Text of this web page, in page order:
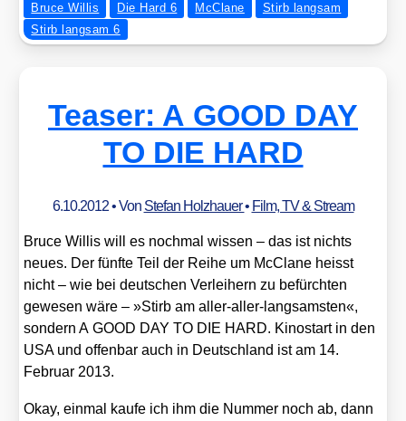
Bruce Willis Die Hard 6 McClane
Stirb langsam
Stirb langsam 6
Teaser: A GOOD DAY
TO DIE HARD
6.10.2012• Von Stefan Holzhauer• Film, TV & Stream
Bruce Wil­lis will es noch­mal wis­sen – das ist nichts
neu­es. Der fünf­te Teil der Rei­he um McCla­ne heisst
nicht – wie bei deut­schen Ver­lei­hern zu befürch­ten
gewe­sen wäre – »Stirb am aller-aller-lang­sams­ten«,
son­dern A GOOD DAY TO DIE HARD. Kino­start in den
USA und offen­bar auch in Deutsch­land ist am 14.
Febru­ar 2013.
Okay, ein­mal kau­fe ich ihm die Num­mer noch ab, dann